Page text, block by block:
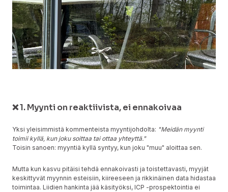
❌ 1. Myynti on reaktiivista, ei ennakoivaa
Yksi yleisimmistä kommenteista myyntijohdolta: "Meidän myynti
toimii kyllä, kun joku soittaa tai ottaa yhteyttä."
Toisin sanoen: myyntiä kyllä syntyy, kun joku "muu" aloittaa sen.
Mutta kun kasvu pitäisi tehdä ennakoivasti ja toistettavasti, myyjät
keskittyvät myynnin esteisiin, kiireeseen ja rikkinäinen data hidastaa
toimintaa. Liidien hankinta jää käsityöksi, ICP -prospektointia ei